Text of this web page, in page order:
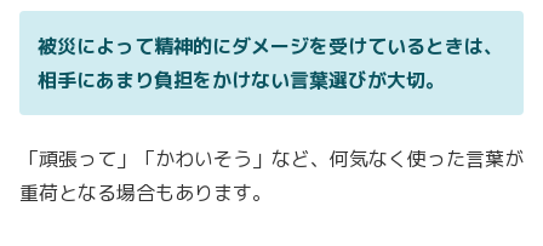
被災によって精神的にダメージを受けているときは、
相手にあまり負担をかけない言葉選びが大切。
「頑張って」「かわいそう」など、何気なく使った言葉が
重荷となる場合もあります。